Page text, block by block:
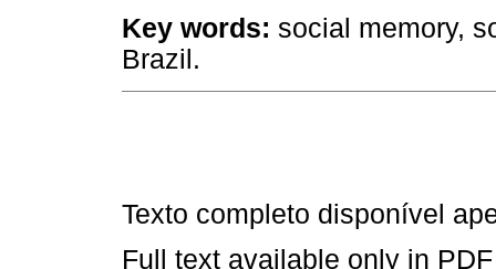
Key words: social memory,
Brazil.
Texto completo disponível
Full text available only in